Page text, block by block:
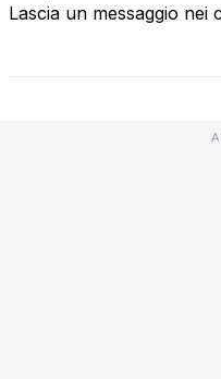
Lascia un messaggio nei